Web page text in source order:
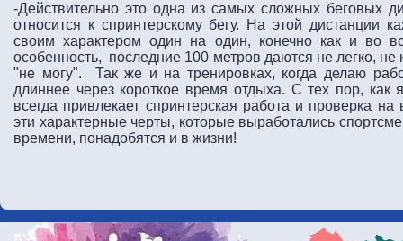
-Действительно это одна из самых сложных беговых
относится к спринтерскому бегу. На этой дистанции
своим характером один на один, конечно как и во
особенность, последние 100 метров даются не легко,
"не могу". Так же и на тренировках, когда делаю
длиннее через короткое время отдыха. С тех пор, как
всегда привлекает спринтерская работа и проверка
эти характерные черты, которые выработались
времени, понадобятся и в жизни!